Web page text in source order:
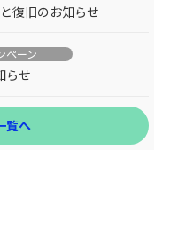
復旧のお知らせ
ペーン
らせ
覧へ